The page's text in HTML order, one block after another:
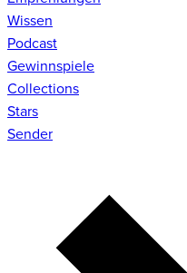
Wissen
Podcast
Gewinnspiele
Collections
Stars
Sender